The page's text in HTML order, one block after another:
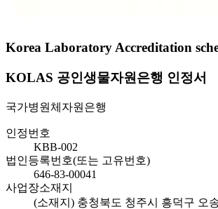
Korea Laboratory Accreditation
KOLAS 공인생물자원은행 인정서
국가병원체자원은행
인정번호
KBB-002
법인등록번호(또는 고유번호)
646-83-00041
사업장소재지
(소재지) 충청북도 청주시 흥덕구 오